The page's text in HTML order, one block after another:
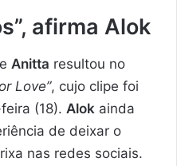
afirma Alok
e Anitta resultou no
Love”, cujo clipe foi
(18). Alok ainda
de deixar o
nas redes sociais.